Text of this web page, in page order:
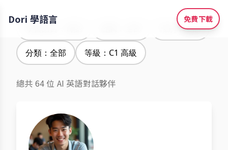
Dori 學語言 免費下載
性別：全部
分類：全部 等級：C1 高級
總共 64 位 AI 英語對話夥伴